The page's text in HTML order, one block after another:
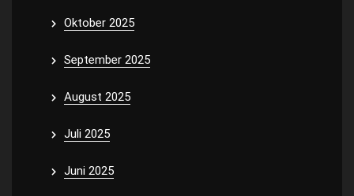
Oktober 2025
September 2025
August 2025
Juli 2025
Juni 2025